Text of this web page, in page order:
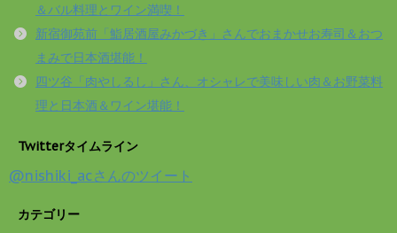
＆バル料理とワイン満喫！
新宿御苑前「鮨居酒屋みかづき」さんでおまかせお寿司＆おつ
まみで日本酒堪能！
四ツ谷「肉やしるし」さん、オシャレで美味しい肉＆お野菜料
理と日本酒＆ワイン堪能！
Twitterタイムライン
@nishiki_acさんのツイート
カテゴリー